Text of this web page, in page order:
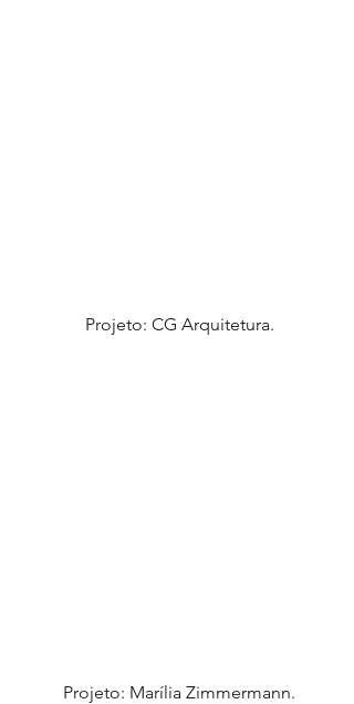
Projeto: CG Arquitetura.
Projeto: Marília Zimmermann.